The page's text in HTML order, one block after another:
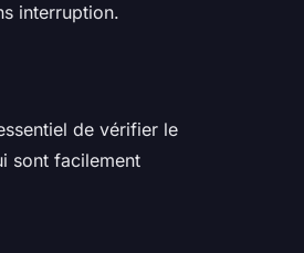
interruption.
de vérifier le
sont facilement